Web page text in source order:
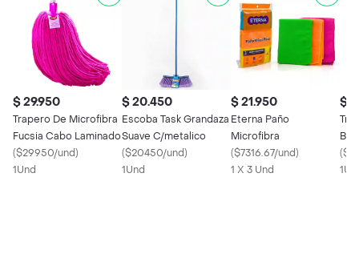
$ 29.950
Trapero De Microfibra
Fucsia Cabo Laminado
($29950/und)
1Und
$ 20.450
Escoba Task Grandaza
Suave C/metalico
($20450/und)
1Und
$ 21.950
Eterna Paño
Microfibra
($7316.67/und)
1 X 3 Und
$
(